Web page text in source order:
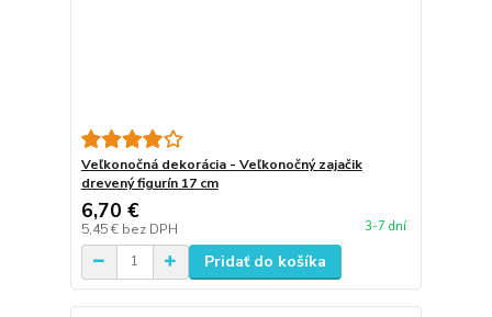
Veľkonočná dekorácia - Veľkonočný zajačik
drevený figurín 17 cm
6,70 €
5,45 € bez DPH 3-7 dní
Pridať do košíka